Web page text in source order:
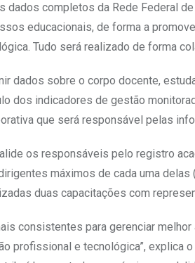
dados completos da Rede Federal
educacionais, de forma a
Tudo será realizado de forma
dados sobre o corpo docente,
dos indicadores de gestão
que será responsável pelas
os responsáveis pelo registro
máximos de cada uma
duas capacitações com
consistentes para gerenciar
profissional e tecnológica”, explica